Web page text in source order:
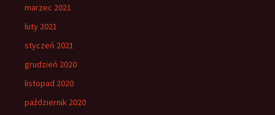
marzec 2021
luty 2021
styczeń 2021
grudzień 2020
listopad 2020
październik 2020